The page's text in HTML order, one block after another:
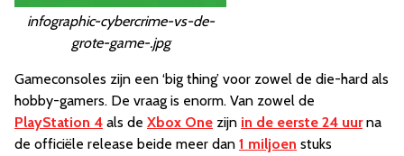
infographic-cybercrime-vs-de-
grote-game-.jpg
Gameconsoles zijn een ‘big thing’ voor zowel de die-hard als
hobby-gamers. De vraag is enorm. Van zowel de
PlayStation 4 als de Xbox One zijn in de eerste 24 uurna
de officiële release beide meer dan 1 miljoen stuks